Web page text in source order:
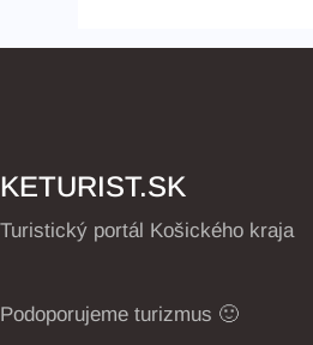
KETURIST.SK
Turistický portál Košického kraja
Podoporujeme turizmus 🙂